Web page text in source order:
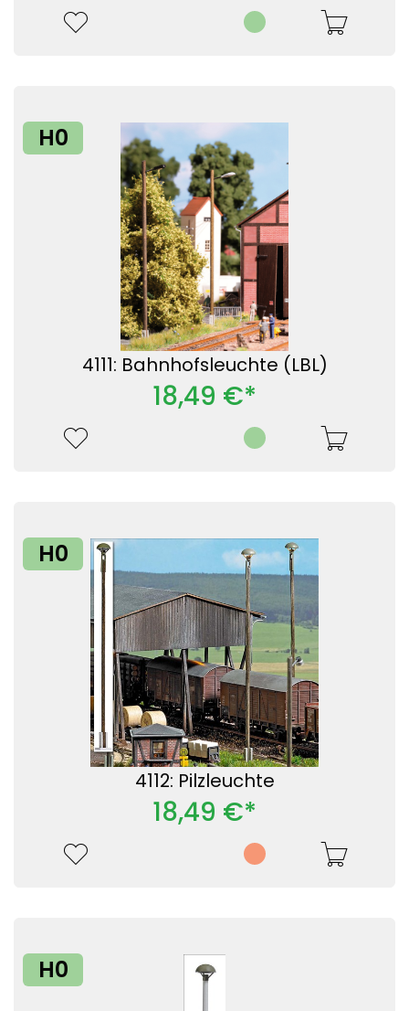
H0
4111: Bahnhofsleuchte (LBL)
18,49 €*
H0
4112: Pilzleuchte
18,49 €*
H0